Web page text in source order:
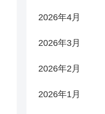
2026年4月
2026年3月
2026年2月
2026年1月